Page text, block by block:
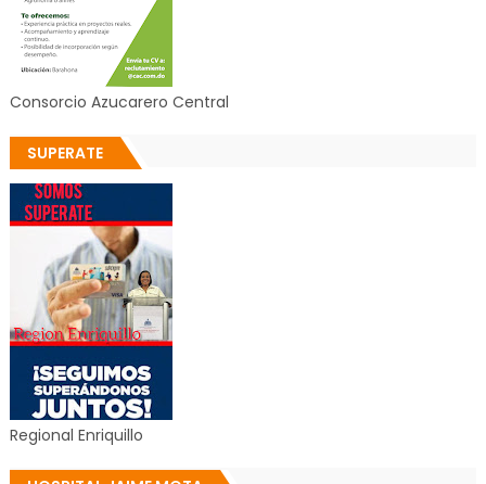
Consorcio Azucarero Central
SUPERATE
Regional Enriquillo